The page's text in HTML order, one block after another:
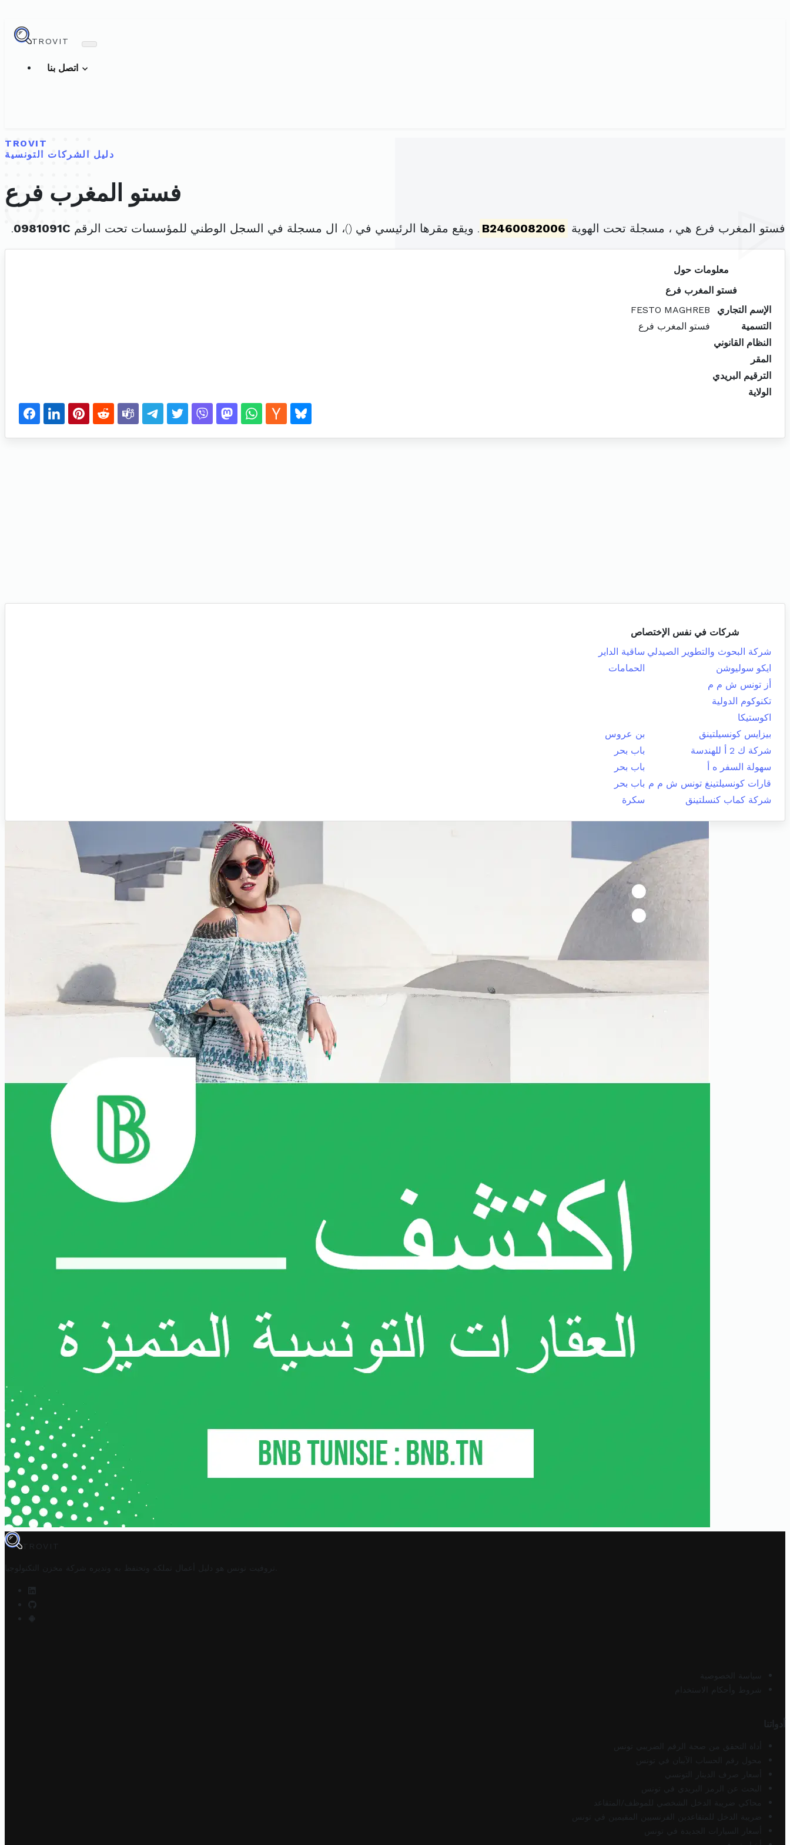
TROVIT
TROVIT
دليل الشركات التونسية
فستو المغرب فرع
فستو المغرب فرع هي ، مسجلة تحت الهوية B2460082006 . ويقع مقرها الرئيسي في ()، ال مسجلة في السجل الوطني للمؤسسات تحت الرقم 0981091C
.
معلومات حول
فستو المغرب فرع
الإسم التجاري
FESTO MAGHREB
التسمية
فستو المغرب فرع
النظام القانوني
المقر
الترقيم البريدي
الولاية
شركات في نفس الإختصاص
شركة البحوث والتطوير الصيدلي ساقية الداير
ايكو سوليوشن
الحمامات
أز تونس ش م م
تكنوكوم الدولية
اكوستيكا
بيزايس كونسيلتينق
بن عروس
شركة ك 2 أ للهندسة
باب بحر
سهولة السفر ه أ
باب بحر
قارات كونسيلتينغ تونس ش م م باب بحر
شركة كماب كنسلتينق
سكرة
TROVIT
تروفيت تونس هو دليل أعمال تملكه وتحتفظ به وتديره شركة مخزن التكنولوجيا
سياسة الخصوصية
شروط وأحكام الاستخدام
أدواتنا
أداة التحقق من صحة الرقم الضريبي تونس
محول رقم الحساب الآيبان في تونس
أسعار صرف الدينار التونسي
البحث عن الرمز البريدي في تونس
محاكي ضريبة الدخل الشخصي للموظف/المتقاعد
ضريبة الدخل للمتقاعدين الفرنسيين المقيمين في تونس
أسعار السيارات الجديدة في تونس